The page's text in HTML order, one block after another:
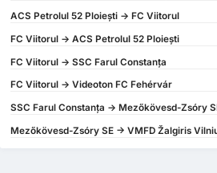
ACS Petrolul 52 Ploieşti -> FC Viitorul
FC Viitorul -> ACS Petrolul 52 Ploieşti
FC Viitorul -> SSC Farul Constanţa
FC Viitorul -> Videoton FC Fehérvár
SSC Farul Constanţa -> Mezőkövesd-Zsóry
Mezőkövesd-Zsóry SE -> VMFD Žalgiris